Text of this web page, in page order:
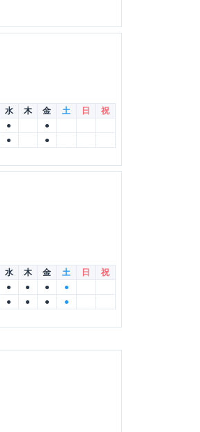
水 木 金 土 日
祝
●
●
● ●
水 木 金 土 日
祝
● ● ●
●
● ● ● ●